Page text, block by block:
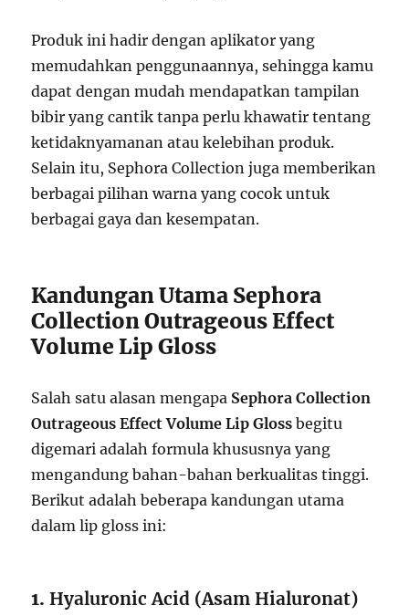
Produk ini hadir dengan aplikator yang
memudahkan penggunaannya, sehingga kamu
dapat dengan mudah mendapatkan tampilan
bibir yang cantik tanpa perlu khawatir tentang
ketidaknyamanan atau kelebihan produk.
Selain itu, Sephora Collection juga memberikan
berbagai pilihan warna yang cocok untuk
berbagai gaya dan kesempatan.
Kandungan Utama Sephora
Collection Outrageous Effect
Volume Lip Gloss
Salah satu alasan mengapa Sephora Collection
Outrageous Effect Volume Lip Gloss begitu
digemari adalah formula khususnya yang
mengandung bahan-bahan berkualitas tinggi.
Berikut adalah beberapa kandungan utama
dalam lip gloss ini:
1.Hyaluronic Acid (Asam Hialuronat)